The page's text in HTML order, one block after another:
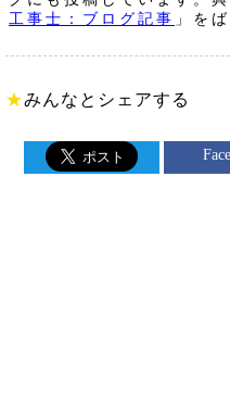
工事士：ブログ記事 」を
★みんなとシェアする